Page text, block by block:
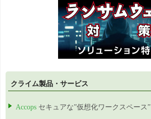
クライム製品・サービス
Accops セキュアな”仮想化ワークスペース”